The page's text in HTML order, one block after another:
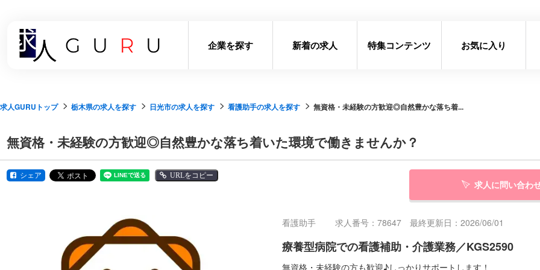
企業を探す 新着の求人 特集コンテンツ お気に入り
求人GURUトップ 栃木県の求人を探す 日光市の求人を探す 看護助手の求人を探す 無資格・未経験の方歓迎◎自然豊かな落ち着...
無資格・未経験の方歓迎◎自然豊かな落ち着いた環境で働きませんか？
シェア URLをコピー
求人に問い合わ
看護助手 求人番号：78647 最終更新日：2026/06/01
療養型病院での看護補助・介護業務／KGS2590
無資格・未経験の方も歓迎♪しっかりサポートします！